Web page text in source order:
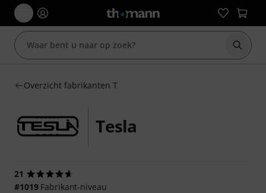
Zoek
Overzicht fabrikanten T
Tesla
21
#1019Fabrikant-niveau